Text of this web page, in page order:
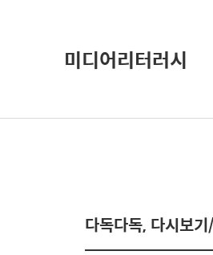
미디어리터러시
다독다독, 다시보